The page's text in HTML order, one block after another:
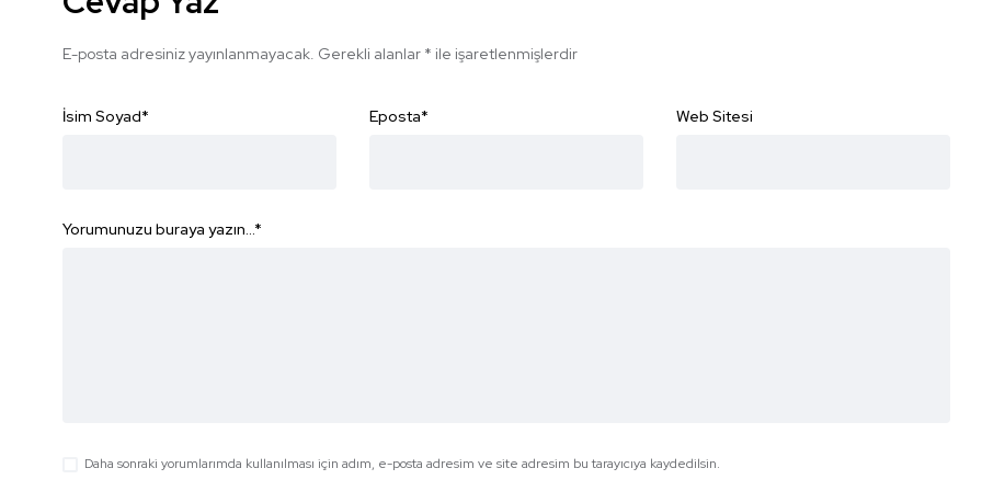
E-posta adresiniz yayınlanmayacak. Gerekli alanlar * ile işaretlenmişlerdir
İsim Soyad* Eposta* Web Sitesi
Yorumunuzu buraya yazın...*
Daha sonraki yorumlarımda kullanılması için adım, e-posta adresim ve site adresim bu tarayıcıya kaydedilsin.